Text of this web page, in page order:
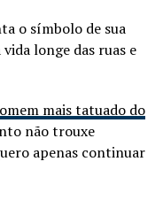
o símbolo de sua
longe das ruas e
mais tatuado do
não trouxe
apenas continuar